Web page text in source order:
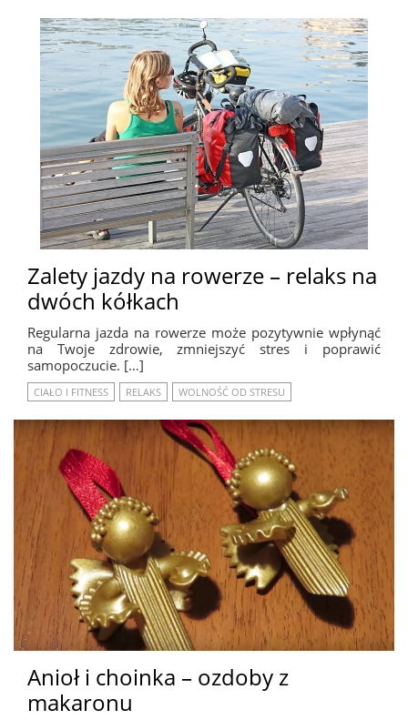
Zalety jazdy na rowerze – relaks na
dwóch kółkach
Regularna jazda na rowerze może pozytywnie wpłynąć
na Twoje zdrowie, zmniejszyć stres i poprawić
samopoczucie. […]
CIAŁO I FITNESS RELAKS WOLNOŚĆ OD STRESU
Anioł i choinka – ozdoby z
makaronu